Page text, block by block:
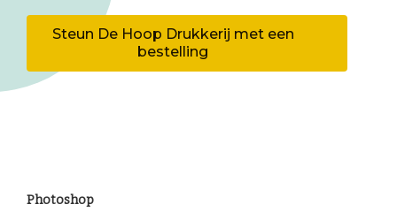
Steun De Hoop Drukkerij met een
bestelling
Photoshop